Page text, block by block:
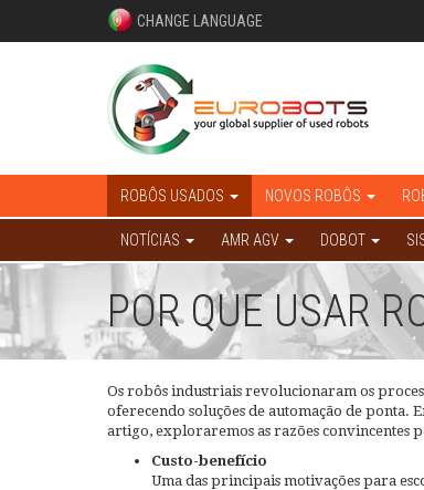
CHANGE LANGUAGE
ROBÔS USADOS NOVOS ROBÔS
NOTÍCIAS AMR AGV DOBOT
POR QUE USAR
Os robôs industriais revolucionaram os
oferecendo soluções de automação de ponta.
artigo, exploraremos as razões convincentes
Custo-benefício
Uma das principais motivações para